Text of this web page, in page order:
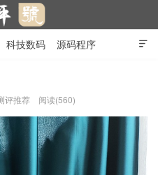
号

科技数码 源码程序
评推荐 阅读(560)